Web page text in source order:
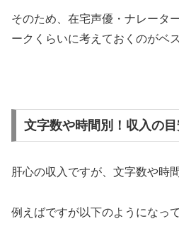
そのため、在宅声優・ナレータ
ークくらいに考えておくのがベ
文字数や時間別！収入の
肝心の収入ですが、文字数や時
例えばですが以下のようになっ